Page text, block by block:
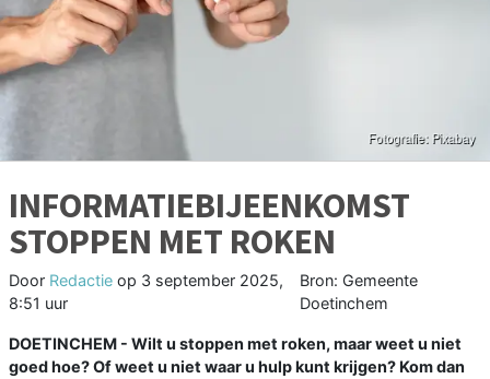
INFORMATIEBIJEENKOMST
STOPPEN MET ROKEN
Door Redactie op 3 september 2025,
8:51 uur
Bron: Gemeente
Doetinchem
DOETINCHEM - Wilt u stoppen met roken, maar weet u niet
goed hoe? Of weet u niet waar u hulp kunt krijgen? Kom dan